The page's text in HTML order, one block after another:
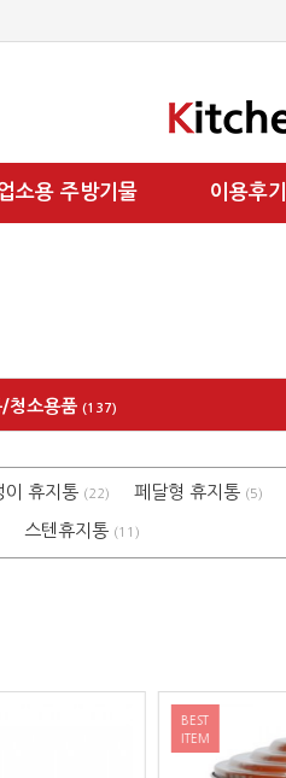
소용 주방기물 이용후기
청소용품 (137)
이 휴지통 (22) 페달형 휴지통 (5)
스텐휴지통 (11)